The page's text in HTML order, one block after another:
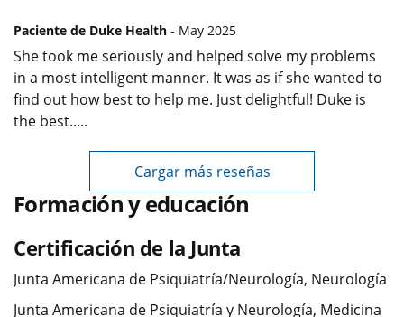
Paciente de Duke Health - May 2025
She took me seriously and helped solve my problems
in a most intelligent manner. It was as if she wanted to
find out how best to help me. Just delightful! Duke is
the best.....
Cargar más reseñas
Formación y educación
Certificación de la Junta
Junta Americana de Psiquiatría/Neurología, Neurología
Junta Americana de Psiquiatría y Neurología, Medicina